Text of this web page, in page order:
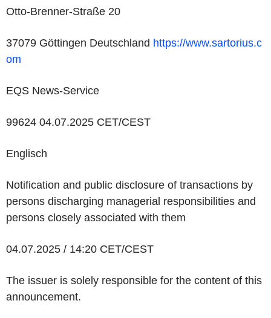
Otto-Brenner-Straße 20
37079 Göttingen Deutschland https://www.sartorius.c
om
EQS News-Service
99624 04.07.2025 CET/CEST
Englisch
Notification and public disclosure of transactions by
persons discharging managerial responsibilities and
persons closely associated with them
04.07.2025 / 14:20 CET/CEST
The issuer is solely responsible for the content of this
announcement.